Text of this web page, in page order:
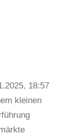
18:57
kleinen